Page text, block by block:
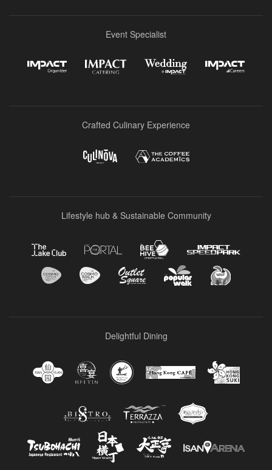
Event Specialist
Crafted Culinary Experience
Lifestyle hub & Sustainable Community
Delightful Dining